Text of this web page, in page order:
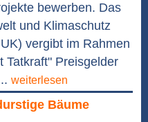
bewerben. Das
und Klimaschutz
vergibt im Rahmen
Tatkraft" Preisgelder
weiterlesen
Bäume